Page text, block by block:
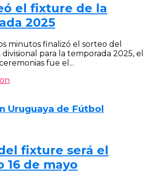
el fixture de la
2025
minutos finalizó el sorteo del
para la temporada 2025, el
fue el...
Uruguaya de Fútbol
fixture será el
16 de mayo